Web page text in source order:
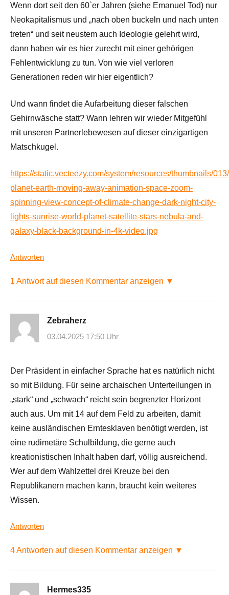
Wenn dort seit den 60`er Jahren (siehe Emanuel Tod) nur
Neokapitalismus und „nach oben buckeln und nach unten
treten“ und seit neustem auch Ideologie gelehrt wird,
dann haben wir es hier zurecht mit einer gehörigen
Fehlentwicklung zu tun. Von wie viel verloren
Generationen reden wir hier eigentlich?
Und wann findet die Aufarbeitung dieser falschen
Gehirnwäsche statt? Wann lehren wir wieder Mitgefühl
mit unseren Partnerlebewesen auf dieser einzigartigen
Matschkugel.
https://static.vecteezy.com/system/resources/thumbnails/
planet-earth-moving-away-animation-space-zoom-
spinning-view-concept-of-climate-change-dark-night-city-
lights-sunrise-world-planet-satellite-stars-nebula-and-
galaxy-black-background-in-4k-video.jpg
Antworten
1 Antwort auf diesen Kommentar anzeigen ▼
Zebraherz
03.04.2025 17:50 Uhr
Der Präsident in einfacher Sprache hat es natürlich nicht
so mit Bildung. Für seine archaischen Unterteilungen in
„stark“ und „schwach“ reicht sein begrenzter Horizont
auch aus. Um mit 14 auf dem Feld zu arbeiten, damit
keine ausländischen Erntesklaven benötigt werden, ist
eine rudimetäre Schulbildung, die gerne auch
kreationistischen Inhalt haben darf, völlig ausreichend.
Wer auf dem Wahlzettel drei Kreuze bei den
Republikanern machen kann, braucht kein weiteres
Wissen.
Antworten
4 Antworten auf diesen Kommentar anzeigen ▼
Hermes335